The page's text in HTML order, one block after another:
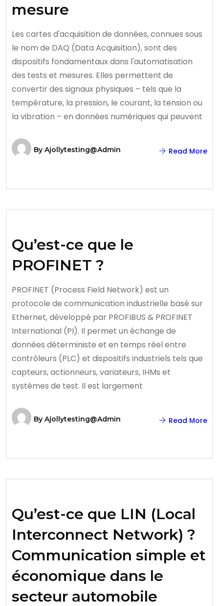
mesure
Les cartes d'acquisition de données, connues sous
le nom de DAQ (Data Acquisition), sont des
dispositifs fondamentaux dans l'automatisation
des tests et mesures. Elles permettent de
convertir des signaux physiques – tels que la
température, la pression, le courant, la tension ou
la vibration – en données numériques qui peuvent
By Ajollytesting@admin Read More
Qu’est-ce que le
PROFINET ?
PROFINET (Process Field Network) est un
protocole de communication industrielle basé sur
Ethernet, développé par PROFIBUS & PROFINET
International (PI). Il permet un échange de
données déterministe et en temps réel entre
contrôleurs (PLC) et dispositifs industriels tels que
capteurs, actionneurs, variateurs, IHMs et
systèmes de test. Il est largement
By Ajollytesting@admin Read More
Qu’est-ce que LIN (Local
Interconnect Network) ?
Communication simple et
économique dans le
secteur automobile